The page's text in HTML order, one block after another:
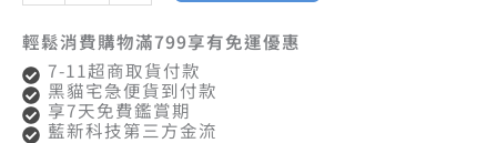
輕鬆消費購物滿799享有免運優惠
7-11超商取貨付款
黑貓宅急便貨到付款
享7天免費鑑賞期
藍新科技第三方金流